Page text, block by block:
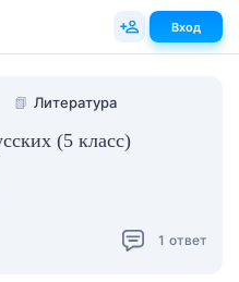
📗 Литература
(5 класс)
1 ответ
Вход